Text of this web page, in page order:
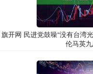
旗开网 民进党鼓噪“没有台湾
伦马英